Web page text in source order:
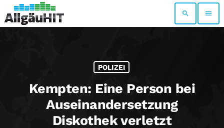
search menu
POLIZEI
Kempten: Eine Person bei
Auseinandersetzung
Diskothek verletzt